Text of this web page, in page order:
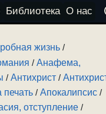
Библиотека О нас
жизнь /
/Анафема,
/Антихрист /
печать /Апокалипсис /
отступление /